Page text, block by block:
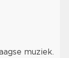
muziek.